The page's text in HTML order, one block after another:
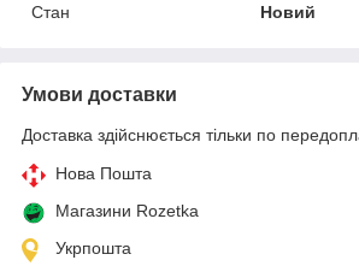
Стан
Новий
Умови доставки
Доставка здійснюється тільки по
Нова Пошта
Магазини Rozetka
Укрпошта